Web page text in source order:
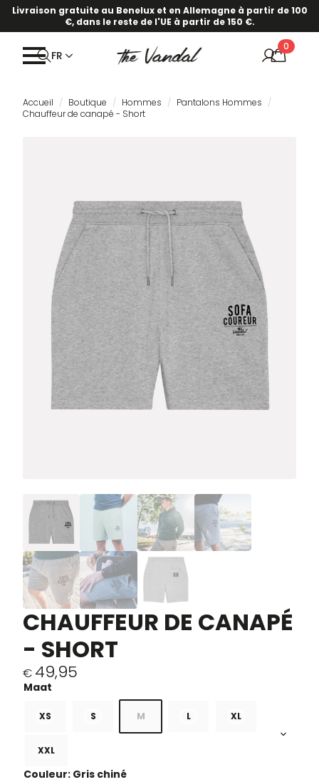
Livraison gratuite au Benelux et en Allemagne à partir de 100
€, dans le reste de l'UE à partir de 150 €.
FR
0
Accueil Boutique Hommes
Pantalons Hommes
Chauffeur de canapé - Short
CHAUFFEUR DE CANAPÉ
- SHORT
€ 49,95
XS S M L XL
XXL
Couleur: Gris chiné